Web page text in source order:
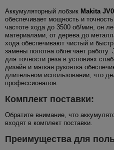
Аккумуляторный лобзик Makita
обеспечивает мощность и
частоте хода до 3500 об/мин, он
материалами, от дерева до
хода обеспечивают чистый и
замены полотна облегчает
для точности реза в условиях
дизайн и мягкая рукоятка
длительном использовании, что
профессионалов.
Комплект поставки:
Обратите внимание, что
входят в комплект поставки.
Преимущества для